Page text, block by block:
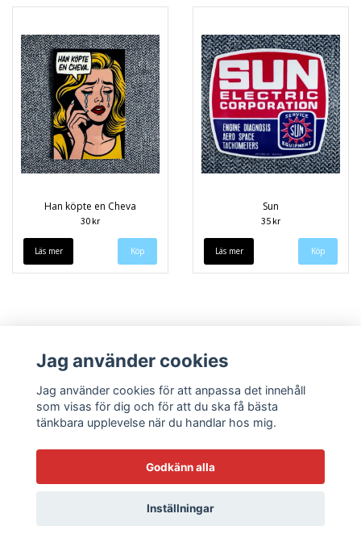
Han köpte en Cheva
30 kr
Läs mer
Sun
35 kr
Läs mer
Köpvillkor Kontakt
© Copyright 2026 Sneekys dekaler
Jag använder cookies
Jag använder cookies för att anpassa det innehåll
som visas för dig och för att du ska få bästa
tänkbara upplevelse när du handlar hos mig.
Godkänn alla
Inställningar